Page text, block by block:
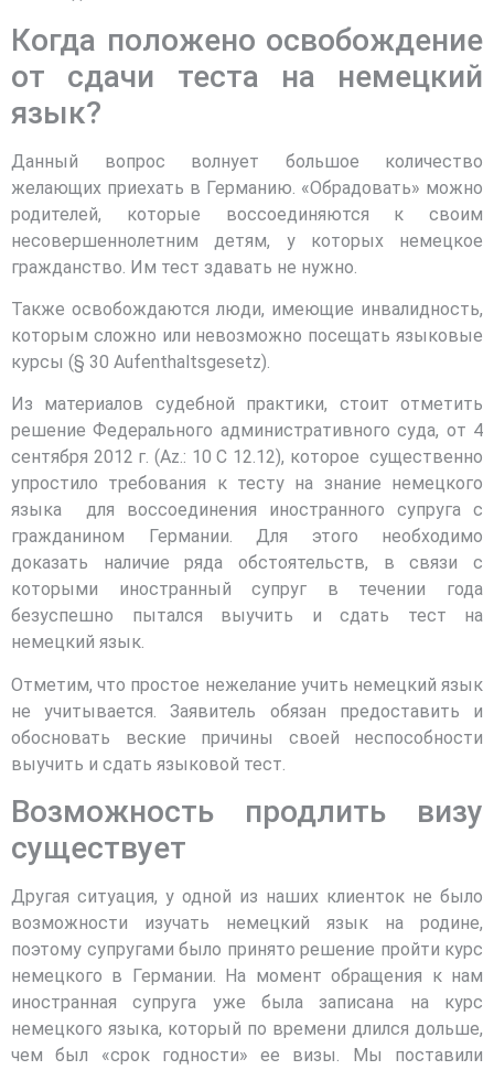
Когда положено освобождение
от сдачи теста на немецкий
язык?
Данный вопрос волнует большое количество
желающих приехать в Германию. «Обрадовать» можно
родителей, которые воссоединяются к своим
несовершеннолетним детям, у которых немецкое
гражданство. Им тест здавать не нужно.
Также освобождаются люди, имеющие инвалидность,
которым сложно или невозможно посещать языковые
курсы (§ 30 Aufenthaltsgesetz).
Из материалов судебной практики, стоит отметить
решение Федерального административного суда, от 4
сентября 2012 г. (Az.: 10 C 12.12), которое существенно
упростило требования к тесту на знание немецкого
языка для воссоединения иностранного супруга с
гражданином Германии. Для этого необходимо
доказать наличие ряда обстоятельств, в связи с
которыми иностранный супруг в течении года
безуспешно пытался выучить и сдать тест на
немецкий язык.
Отметим, что простое нежелание учить немецкий язык
не учитывается. Заявитель обязан предоставить и
обосновать веские причины своей неспособности
выучить и сдать языковой тест.
Возможность продлить визу
существует
Другая ситуация, у одной из наших клиенток не было
возможности изучать немецкий язык на родине,
поэтому супругами было принято решение пройти курс
немецкого в Германии. На момент обращения к нам
иностранная супруга уже была записана на курс
немецкого языка, который по времени длился дольше,
чем был «срок годности» ее визы. Мы поставили